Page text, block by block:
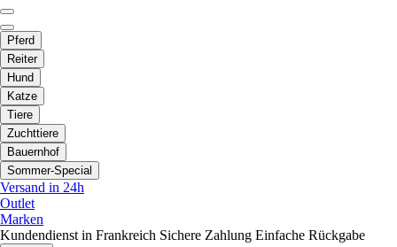
Pferd
Reiter
Hund
Katze
Tiere
Zuchttiere
Bauernhof
Sommer-Special
Versand in 24h
Outlet
Marken
Kundendienst in Frankreich Sichere Zahlung Einfache Rückgabe